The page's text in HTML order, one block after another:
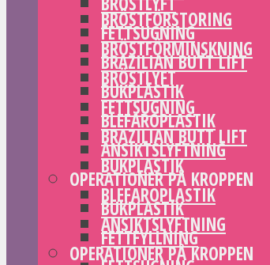
FETTSUGNING
BRAZILIAN BUTT LIFT
BUKPLASTIK
BLEFAROPLASTIK
ANSIKTSLYFTNING
OPERATIONER PÅ KROPPEN
BUKPLASTIK
FETTFYLLNING
BRÖSTFÖRSTORING
BRÖSTFÖRMINSKNING
BRÖSTLYFT
FETTSUGNING
BRAZILIAN BUTT LIFT
BUKPLASTIK
BLEFAROPLASTIK
ANSIKTSLYFTNING
OPERATIONER PÅ KROPPEN